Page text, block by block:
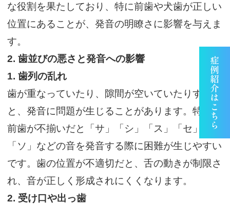
な役割を果たしており、特に前歯や犬歯が正しい
位置にあることが、発音の明瞭さに影響を与えま
す。
2.歯並びの悪さと発音への影響
1. 歯列の乱れ
歯が重なっていたり、隙間が空いていたりする
と、発音に問題が生じることがあります。特に、
前歯が不揃いだと「サ」「シ」「ス」「セ」
「ソ」などの音を発音する際に困難が生じやすい
です。歯の位置が不適切だと、舌の動きが制限さ
れ、音が正しく形成されにくくなります。
2. 受け口や出っ歯